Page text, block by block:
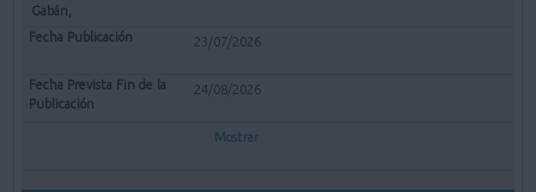
Gabán,
23/07/2026
24/08/2026
Mostrar